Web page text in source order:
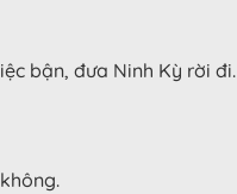
bận, đưa Ninh Kỳ rời đi.